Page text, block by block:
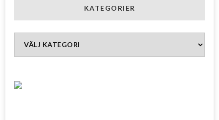
KATEGORIER
Kategorier